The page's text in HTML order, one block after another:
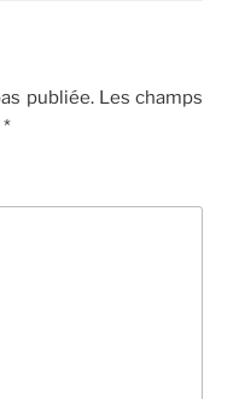
publiée. Les champs
*